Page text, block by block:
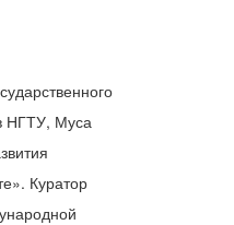
НГТУ, Муса
Куратор